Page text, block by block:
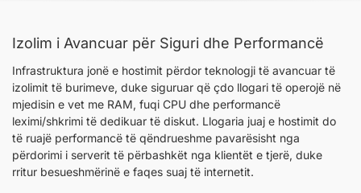
Izolim i Avancuar për Siguri dhe Performancë
Infrastruktura jonë e hostimit përdor teknologji të avancuar të
izolimit të burimeve, duke siguruar që çdo llogari të operojë në
mjedisin e vet me RAM, fuqi CPU dhe performancë
leximi/shkrimi të dedikuar të diskut. Llogaria juaj e hostimit do
të ruajë performancë të qëndrueshme pavarësisht nga
përdorimi i serverit të përbashkët nga klientët e tjerë, duke
rritur besueshmërinë e faqes suaj të internetit.